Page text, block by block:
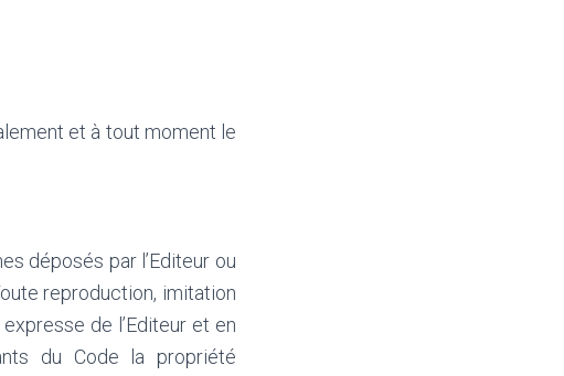
et à tout moment le
déposés par l’Editeur ou
reproduction, imitation
de l’Editeur et en
du Code la propriété